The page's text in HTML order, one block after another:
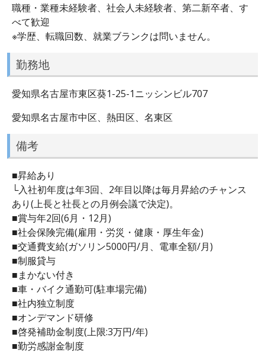
職種・業種未経験者、社会人未経験者、第二新卒者、す
べて歓迎
※学歴、転職回数、就業ブランクは問いません。
勤務地
愛知県名古屋市東区葵1-25-1ニッシンビル707
愛知県名古屋市中区、熱田区、名東区
備考
■昇給あり
└入社初年度は年3回、2年目以降は毎月昇給のチャンス
あり(上長と社長との月例会議で決定)。
■賞与年2回(6月・12月)
■社会保険完備(雇用・労災・健康・厚生年金)
■交通費支給(ガソリン5000円/月、電車全額/月)
■制服貸与
■まかない付き
■車・バイク通勤可(駐車場完備)
■社内独立制度
■オンデマンド研修
■啓発補助金制度(上限:3万円/年)
■勤労感謝金制度